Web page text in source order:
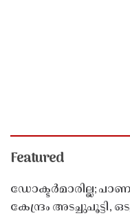
Featured
ഡോക്ടർമാരില്ല;
കേന്ദ്രം